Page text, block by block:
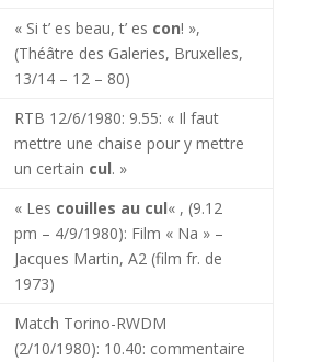
« Si t’ es beau, t’ es con! »,
(Théâtre des Galeries, Bruxelles,
13/14 – 12 – 80)
RTB 12/6/1980: 9.55: « Il faut
mettre une chaise pour y mettre
un certain cul. »
« Les couilles au cul« , (9.12
pm – 4/9/1980): Film « Na » –
Jacques Martin, A2 (film fr. de
1973)
Match Torino-RWDM
(2/10/1980): 10.40: commentaire